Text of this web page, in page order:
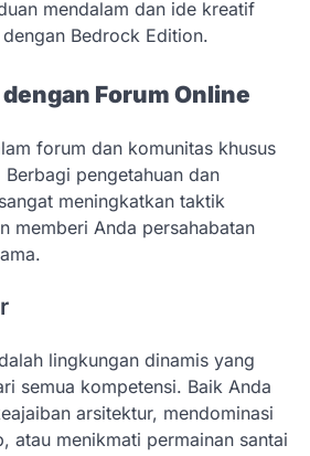
mendalam dan ide kreatif
Bedrock Edition.
Forum Online
forum dan komunitas khusus
Berbagi pengetahuan dan
meningkatkan taktik
memberi Anda persahabatan
lingkungan dinamis yang
semua kompetensi. Baik Anda
arsitektur, mendominasi
atau menikmati permainan santai